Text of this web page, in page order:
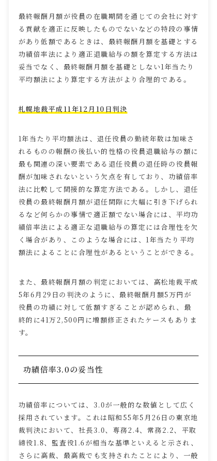
最終報酬月額が役員の在職期間を通じての会社に対す
る貢献を適正に反映したものでないなどの特段の事情
があり低額であるときは、最終報酬月額を基礎とする
功績倍率法により適正退職給与の額を算定する方法は
妥当でなく、最終報酬月額を基礎としない1年当たり
平均額法により算定する方法がより合理的である。
札幌地裁平成 11年12 月 10 日判決
1年当たり平均額法は、退任役員の勤続年数は加味さ
れるものの報酬の後払い的性格の役員退職給与の額に
最も関連の深い要素である退任役員の退任時の役員報
酬が加味されないという欠点を有しており、功績倍率
法に比較して間接的な算定方法である。しかし、退任
役員の最終報酬月額が退任間際に大幅に引き下げられ
るなど何らかの事情で適正額でない場合には、平均功
績倍率法による適正な退職給与の算定には合理性を欠
く場合があり、このような場合には、 1年当たり平均
額法によることに合理性があるということができる。
また、最終報酬月額の判定においては、高松地裁平成
5年6 月 29 日の判決のように、最終報酬月額5万円が
役員の功績に対して低額すぎることが認められ、最
終的に41万2,500円に増額修正されたケースもありま
す。
功績倍率3.0の妥当性
功績倍率については、 3.0が一般的な数値として広く
採用されています。これは昭和 55年5 月 26 日の東京地
裁判決において、社長3.0、専務2.4、常務2.2、平取
締役1.8、監査役1.6 が相当な基準といえると示され、
さらに高裁、最高裁でも支持されたことにより、一般